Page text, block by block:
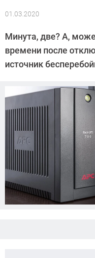
01.03.2020
Автор:
Воробьев
Минута, две? А,
времени после
источник